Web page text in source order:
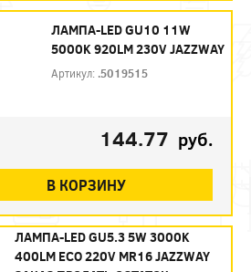
ЛАМПА-LED GU10 11W
5000K 920LM 230V JAZZWAY
Артикул: .5019515
144.77 руб.
В КОРЗИНУ
ЛАМПА-LED GU5.3 5W 3000K
400LM ECO 220V MR16 JAZZWAY